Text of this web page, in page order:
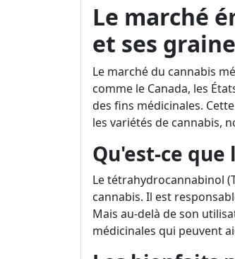
Le marché
et ses
Le marché du cannabis
comme le Canada, les
des fins médicinales.
les variétés de cannabis,
Qu'est-ce que
Le tétrahydrocannabinol
cannabis. Il est
Mais au-delà de son
médicinales qui peuvent